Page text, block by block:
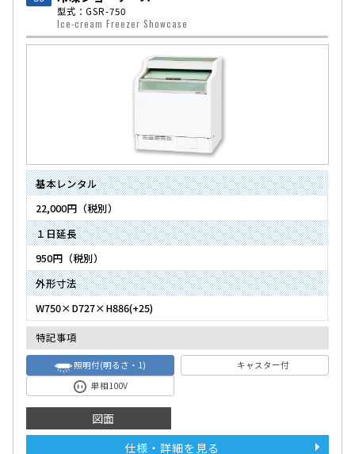
型式：GSR-750
Ice-cream Freezer Showcase
基本レンタル
22,000円（税別）
１日延長
950円（税別）
外形寸法
W750×D727×H886(+25)
特記事項
照明付(明るさ・1)
キャスター付
単相100V
図面
仕様・詳細を見る